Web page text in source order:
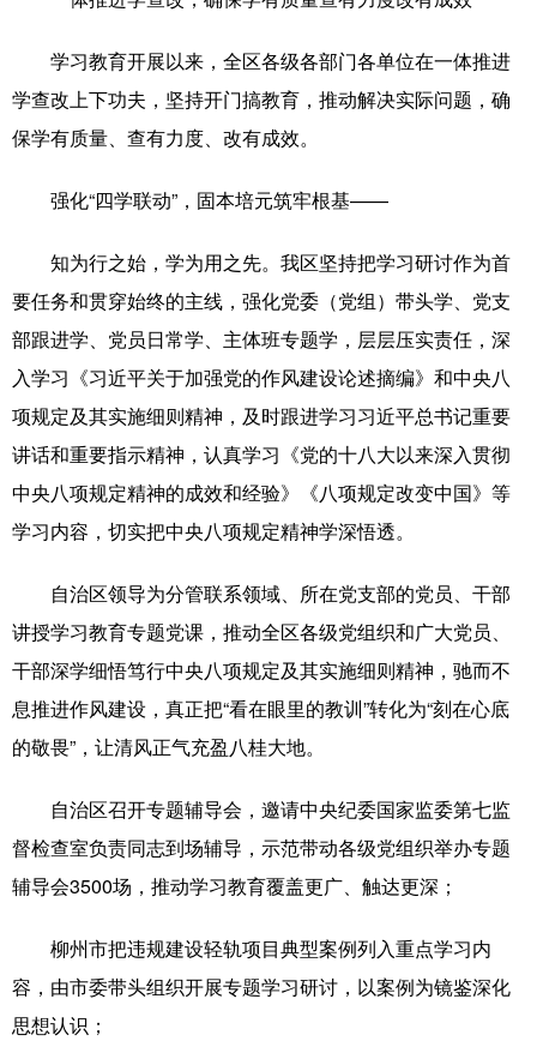
学习教育开展以来，全区各级各部门各单位在一体推进
学查改上下功夫，坚持开门搞教育，推动解决实际问题，确
保学有质量、查有力度、改有成效。
强化“四学联动”，固本培元筑牢根基——
知为行之始，学为用之先。我区坚持把学习研讨作为首
要任务和贯穿始终的主线，强化党委（党组）带头学、党支
部跟进学、党员日常学、主体班专题学，层层压实责任，深
入学习《习近平关于加强党的作风建设论述摘编》和中央八
项规定及其实施细则精神，及时跟进学习习近平总书记重要
讲话和重要指示精神，认真学习《党的十八大以来深入贯彻
中央八项规定精神的成效和经验》《八项规定改变中国》等
学习内容，切实把中央八项规定精神学深悟透。
自治区领导为分管联系领域、所在党支部的党员、干部
讲授学习教育专题党课，推动全区各级党组织和广大党员、
干部深学细悟笃行中央八项规定及其实施细则精神，驰而不
息推进作风建设，真正把“看在眼里的教训”转化为“刻在心底
的敬畏”，让清风正气充盈八桂大地。
自治区召开专题辅导会，邀请中央纪委国家监委第七监
督检查室负责同志到场辅导，示范带动各级党组织举办专题
辅导会3500场，推动学习教育覆盖更广、触达更深；
柳州市把违规建设轻轨项目典型案例列入重点学习内
容，由市委带头组织开展专题学习研讨，以案例为镜鉴深化
思想认识；